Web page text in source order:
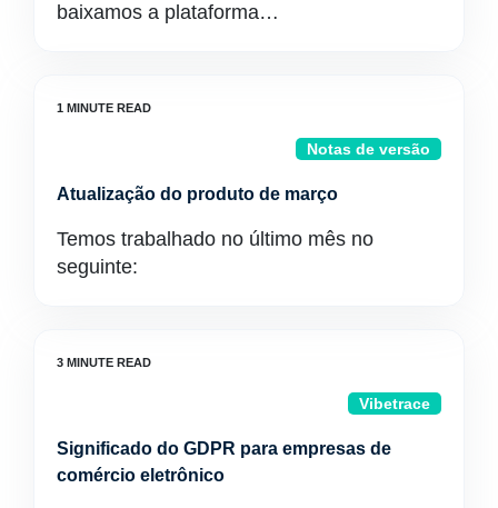
baixamos a plataforma…
Notas de versão
Atualização do produto de março
Temos trabalhado no último mês no
seguinte:
Vibetrace
Significado do GDPR para empresas de
comércio eletrônico